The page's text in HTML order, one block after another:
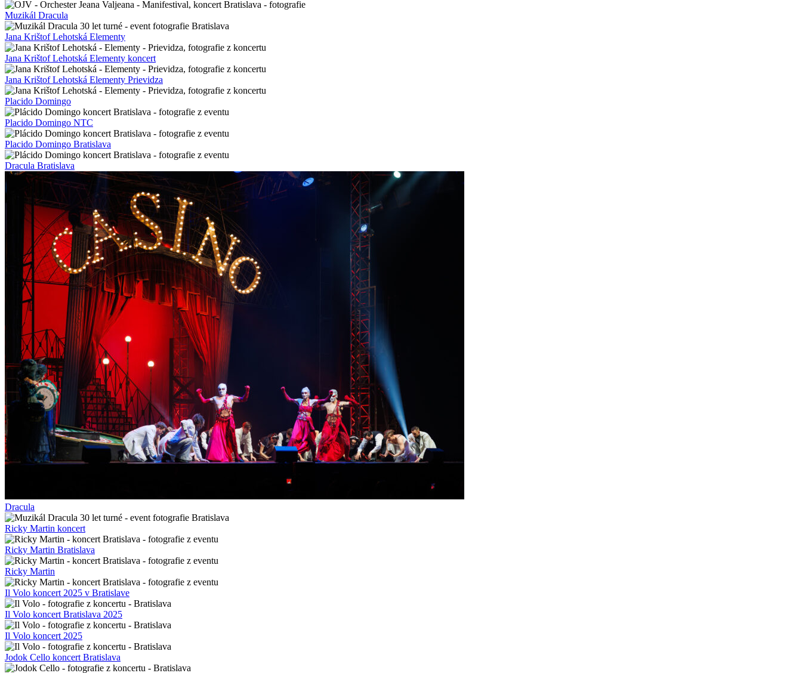
Muzikál Dracula
Jana Krištof Lehotská Elementy
Jana Krištof Lehotská Elementy koncert
Jana Krištof Lehotská Elementy Prievidza
Placido Domingo
Placido Domingo NTC
Placido Domingo Bratislava
Dracula Bratislava
Dracula
Ricky Martin koncert
Ricky Martin Bratislava
Ricky Martin
Il Volo koncert 2025 v Bratislave
Il Volo koncert Bratislava 2025
Il Volo koncert 2025
Jodok Cello koncert Bratislava